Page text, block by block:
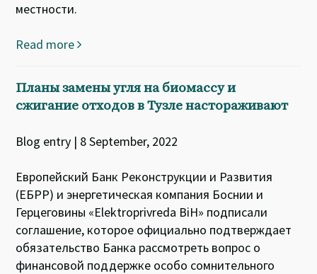
местности.
Read more
Планы замены угля на биомассу и
сжигание отходов в Тузле настораживают
Blog entry | 8 September, 2022
Европейский Банк Реконструкции и Развития
(ЕБРР) и энергетическая компания Боснии и
Герцеговины «Elektroprivreda BiH» подписали
соглашение, которое официально подтверждает
обязательство Банка рассмотреть вопрос о
финансовой поддержке особо сомнительного